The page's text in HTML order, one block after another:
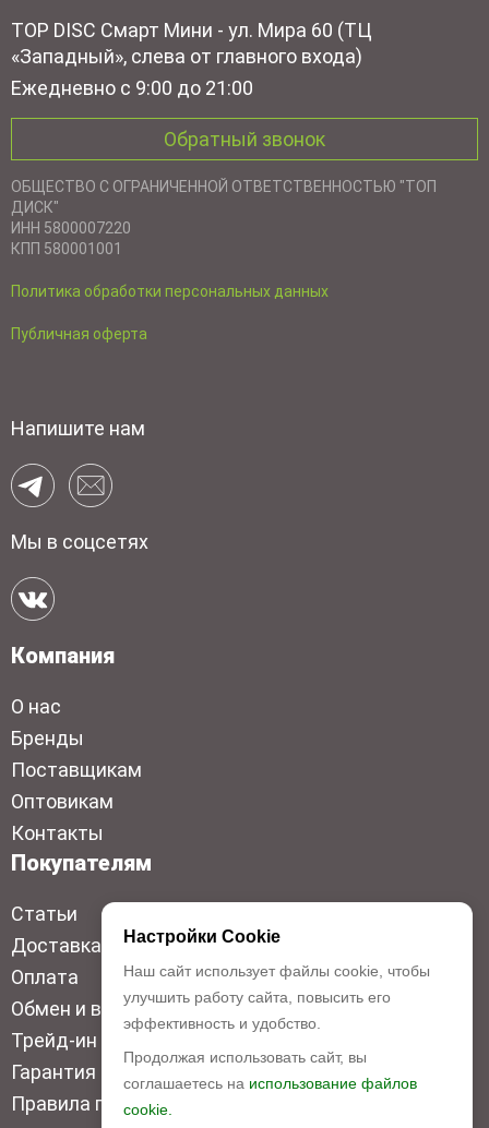
TOP DISC Смарт Мини - ул. Мира 60 (ТЦ
«Западный», слева от главного входа)
Ежедневно с 9:00 до 21:00
Обратный звонок
ОБЩЕСТВО С ОГРАНИЧЕННОЙ ОТВЕТСТВЕННОСТЬЮ "ТОП
ДИСК"
ИНН 5800007220
КПП 580001001
Политика обработки персональных данных
Публичная оферта
Напишите нам
Мы в соцсетях
Компания
О нас
Бренды
Поставщикам
Оптовикам
Контакты
Покупателям
Статьи
Доставка
Оплата
Обмен и возврат
Трейд-ин
Гарантия низкой цены
Правила продажи
Настройки Cookie
Наш сайт использует файлы cookie, чтобы
улучшить работу сайта, повысить его
эффективность и удобство.
Продолжая использовать сайт, вы
соглашаетесь на использование файлов
cookie.